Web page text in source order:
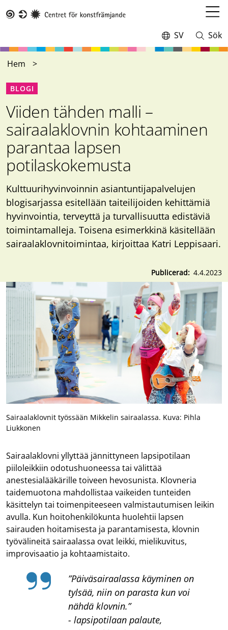
till
Switch
language,
SV
Öppna
och
Sök
Hem
BLOGI
Viiden tähden malli –
sairaalaklovnin kohtaaminen
parantaa lapsen
potilaskokemusta
Kulttuurihyvinvoinnin asiantuntijapalvelujen
blogisarjassa esitellään taiteilijoiden kehittämiä
hyvinvointia, terveyttä ja turvallisuutta edistäviä
toimintamalleja. Toisena esimerkkinä käsitellään
sairaalaklovnitoimintaa, kirjoittaa Katri Leppisaari.
Publicerad 4.4.2023
Sairaalaklovnit työssään Mikkelin sairaalassa. Kuva: Pihla
Liukkonen
Sairaalaklovni yllyttää jännittyneen lapsipotilaan
piiloleikkiin odotushuoneessa tai välittää
anestesialääkärille toiveen hevosunista. Klovneria
taidemuotona mahdollistaa vaikeiden tunteiden
käsittelyn tai toimenpiteeseen valmistautumisen leikin
avulla. Kun hoitohenkilökunta huolehtii lapsen
sairauden hoitamisesta ja parantamisesta, klovnin
työvälineitä sairaalassa ovat leikki, mielikuvitus,
improvisaatio ja kohtaamistaito.
”Päiväsairaalassa käyminen on
tylsää, niin on parasta kun voi
nähdä klovnin.”
- lapsipotilaan palaute,